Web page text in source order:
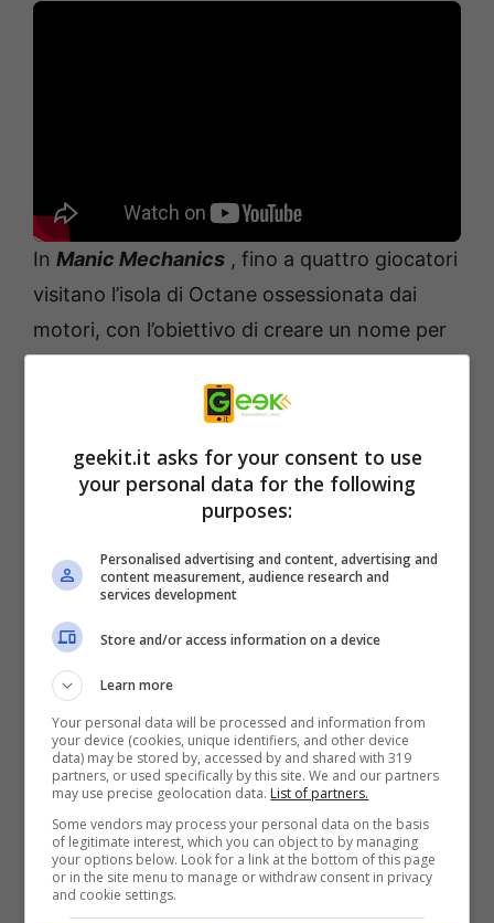
In Manic Mechanics , fino a quattro giocatori
visitano l’isola di Octane ossessionata dai
motori, con l’obiettivo di creare un nome per
sfidano i Master Mechanics che governano
box sono degne di unirsi alla gilda dei
meccanici. Ripara quanti più veicoli possibile
prima che scada il tempo. Più i meccanici
comico. Guardati le spalle mentre ostacoli
come fuoriuscite di carburante, pneumatici
che esplodono, robot in cortocircuito,
mucche in fuga e rapimenti alieni ti vengono
lanciati contro.
Octane Isle presenta cinque diversi quartieri
da sperimentare, su 25 livelli che assicurano
geekit.it asks for your consent to use
your personal data for the following
purposes:
Personalised advertising and content, advertising and
content measurement, audience research and
services development
Store and/or access information on a device
Learn more
Your personal data will be processed and information from
your device (cookies, unique identifiers, and other device
data) may be stored by, accessed by and shared with 319
partners, or used specifically by this site. We and our partners
may use precise geolocation data. List of partners.
Some vendors may process your personal data on the basis
of legitimate interest, which you can object to by managing
your options below. Look for a link at the bottom of this page
or in the site menu to manage or withdraw consent in privacy
and cookie settings.